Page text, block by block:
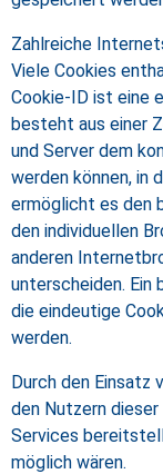
Zahlreiche
Viele Cookies
Cookie-ID ist eine
besteht aus einer
und Server dem
werden können, in
ermöglicht es den
den individuellen
anderen
unterscheiden.
die eindeutige
werden.
Durch den Einsatz
den Nutzern
Services
möglich wären.